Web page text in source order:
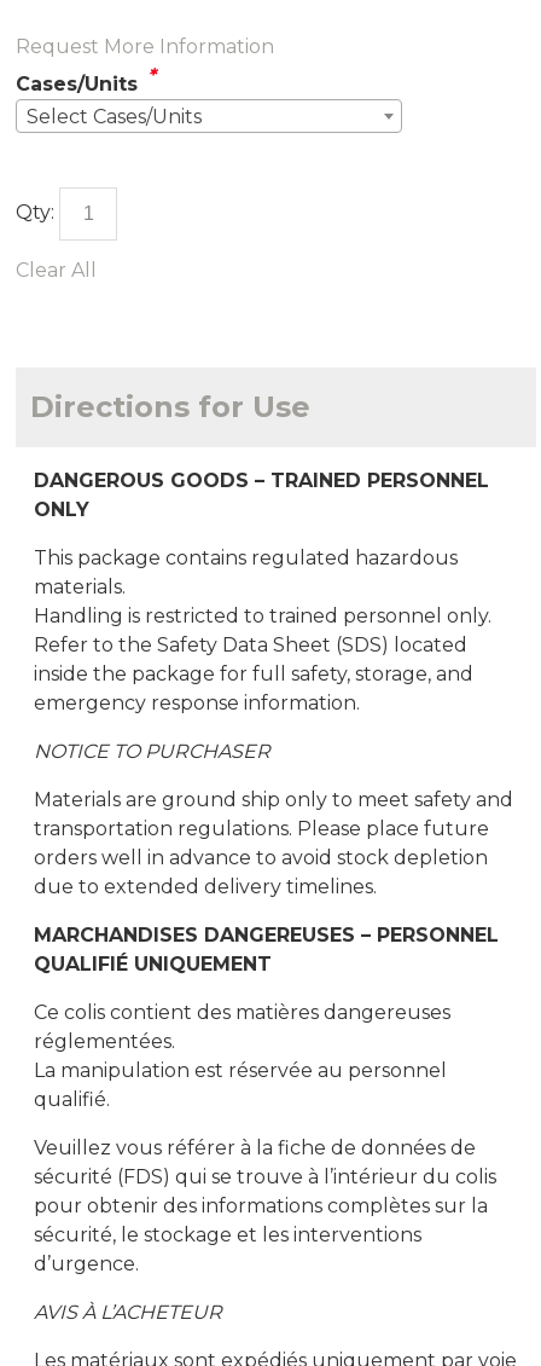
Request More Information
Cases/Units *
Select Cases/Units
Qty:
Clear All
Directions for Use
DANGEROUS GOODS – TRAINED PERSONNEL
ONLY
This package contains regulated hazardous
materials.
Handling is restricted to trained personnel only.
Refer to the Safety Data Sheet (SDS) located
inside the package for full safety, storage, and
emergency response information.
NOTICE TO PURCHASER
Materials are ground ship only to meet safety and
transportation regulations. Please place future
orders well in advance to avoid stock depletion
due to extended delivery timelines.
MARCHANDISES DANGEREUSES – PERSONNEL
QUALIFIÉ UNIQUEMENT
Ce colis contient des matières dangereuses
réglementées.
La manipulation est réservée au personnel
qualifié.
Veuillez vous référer à la fiche de données de
sécurité (FDS) qui se trouve à l’intérieur du colis
pour obtenir des informations complètes sur la
sécurité, le stockage et les interventions
d’urgence.
AVIS À L’ACHETEUR
Les matériaux sont expédiés uniquement par voie